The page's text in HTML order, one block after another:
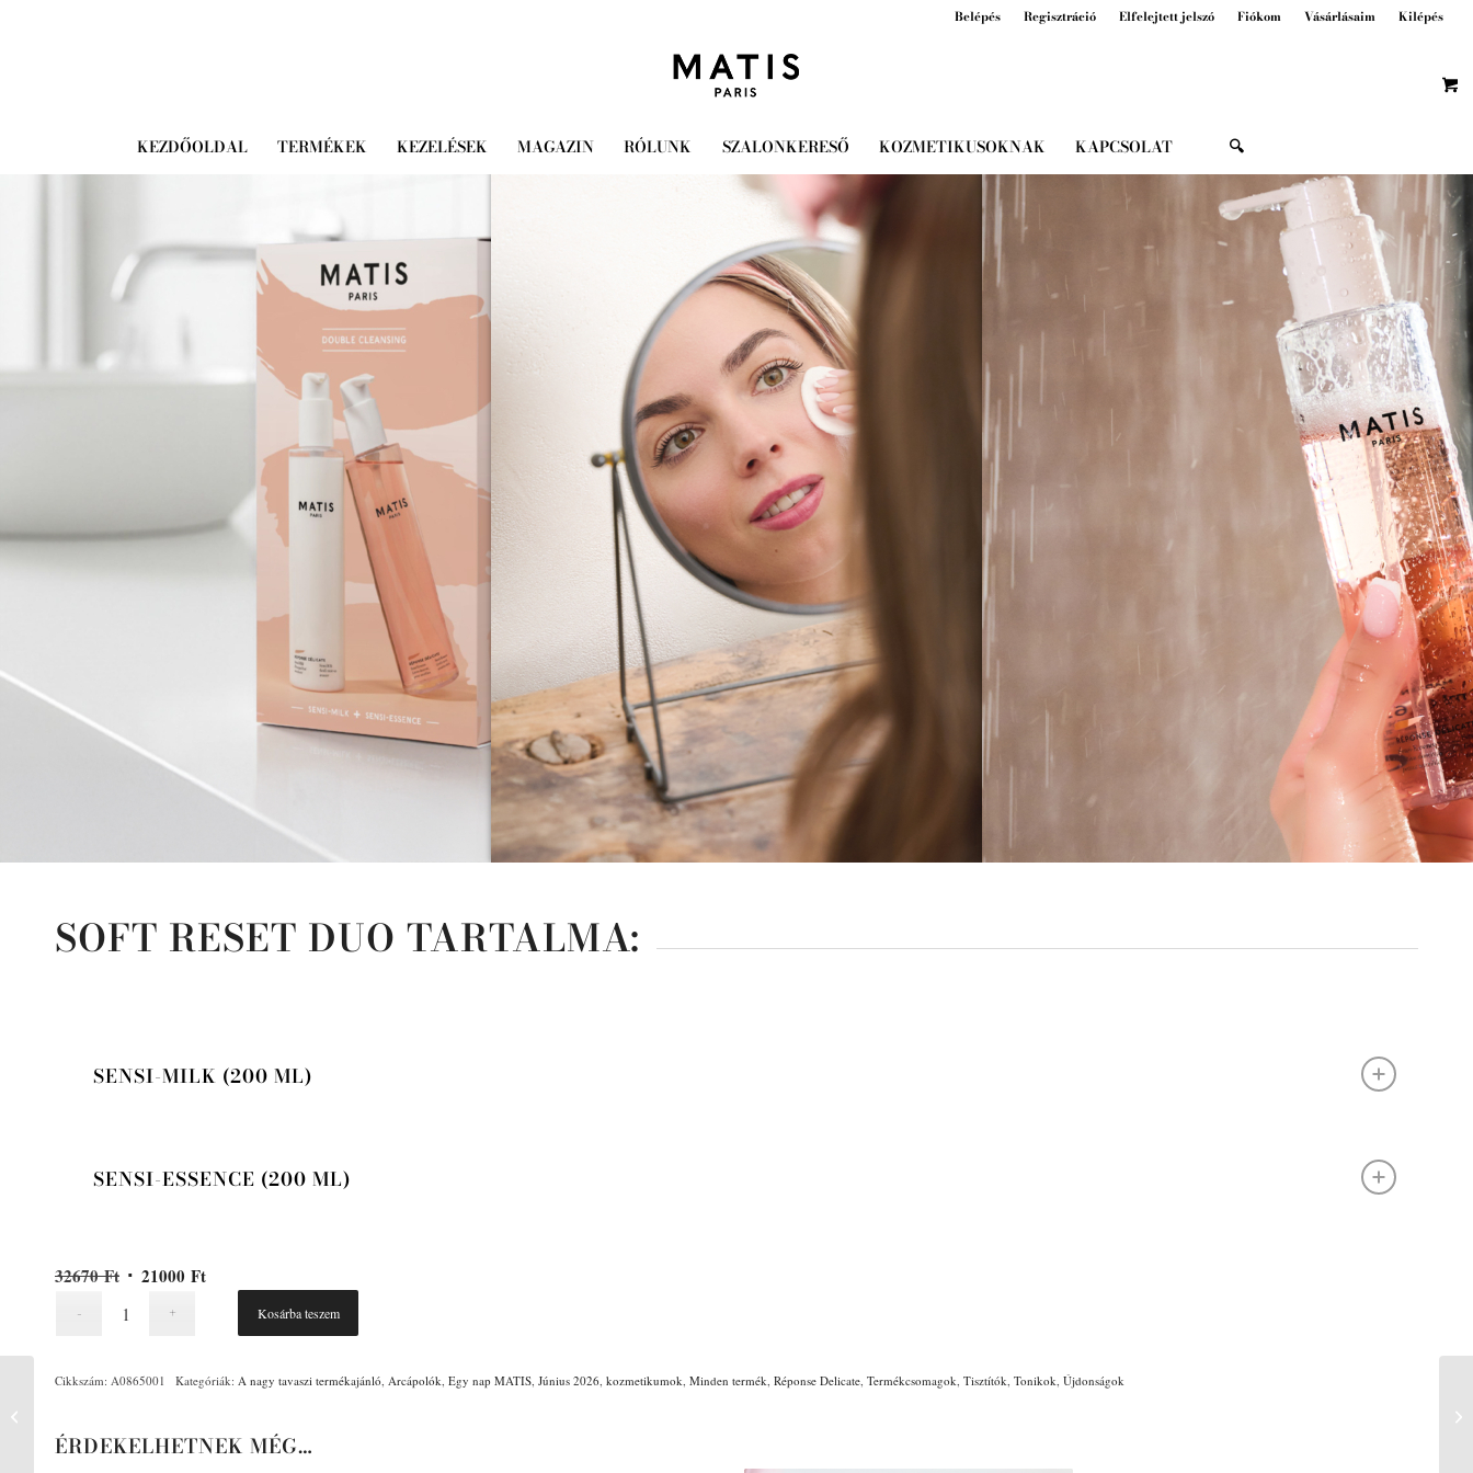
Belépés Regisztráció Elfelejtett jelszó Fiókom Vásárlásaim Kilépés
KEZDŐOLDAL TERMÉKEK KEZELÉSEK MAGAZIN RÓLUNK SZALONKERESŐ KOZMETIKUSOKNAK KAPCSOLAT 🔍
SOFT RESET DUO TARTALMA:
SENSI-MILK (200 ML)
SENSI-ESSENCE (200 ML)
32670Ft Original
was:
21000 FtCurrent
price
Kosárba teszem
Cikkszám: A0865001 Kategóriák: A nagy tavaszi termékajánló, Arcápolók, Egy nap MATIS, Június 2026, kozmetikumok, Minden termék, Réponse Delicate, Termékcsomagok, Tisztítók, Tonikok, Újdonságok
ÉRDEKELHETNEK MÉG…